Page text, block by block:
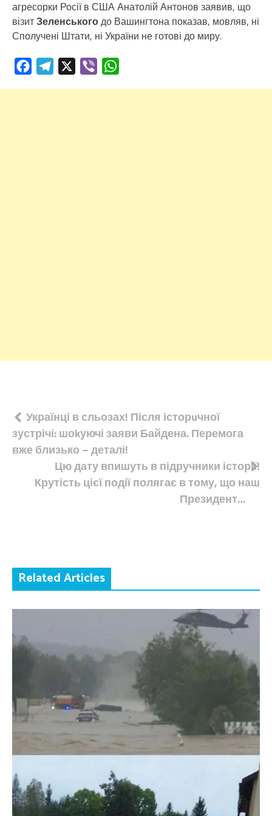
агресорки Росії в США Анатолій Антонов заявив, що
візитЗеленськогодо Вашингтона показав, мовляв, ні
Сполучені Штати, ні України не готові до миру.
FacebookTelegram Viber
Навігація
записів
Українці в сльозах! Після історuчної
зустрічі: шоkуючі заяви Байдена. Перемога
вже близько – деталі!
Цю дату впишуть в підручники історії!
Крутість цієї події полягає в тому, що наш
Президент…
Related Articles